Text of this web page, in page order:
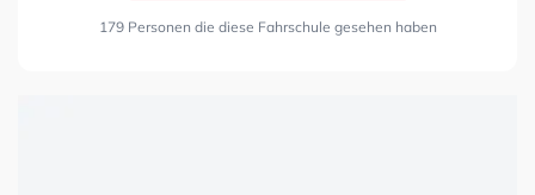
179 Personen die diese Fahrschule gesehen haben